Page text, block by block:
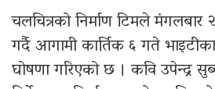
चलचित्रको निर्माण टिमले मंगलबार
गर्दै आगामी कार्तिक ६ गते
घोषणा गरिएको छ । कवि उपेन्द्र